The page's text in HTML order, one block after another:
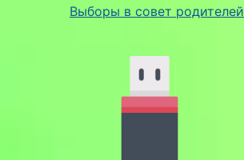
Выборы в совет родителей